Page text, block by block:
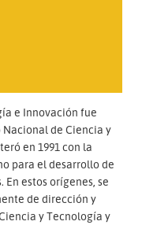
e Innovación fue
de Ciencia y
en 1991 con la
para el desarrollo de
estos orígenes, se
de dirección y
y Tecnología y